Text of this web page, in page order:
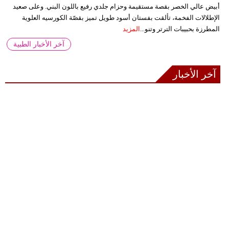
أبيض عالي الخصر بقصة مستقيمة وحزام جلدي رفيع باللون البني. وعلى صعيد
الإطلالات الفخمة، تألقت بفستان أسود طويل تميز بقصّة الكورسيه العلوية
المطرزة بحبيبات الترتر وتنو... المزيد
آخر الأخبار الطبية
آخر الأخبار